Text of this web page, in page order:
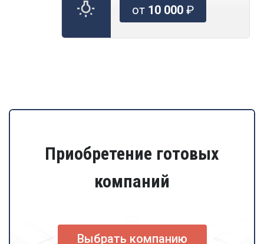
от 10 000₽
Приобретение готовых
компаний
Выбрать компанию